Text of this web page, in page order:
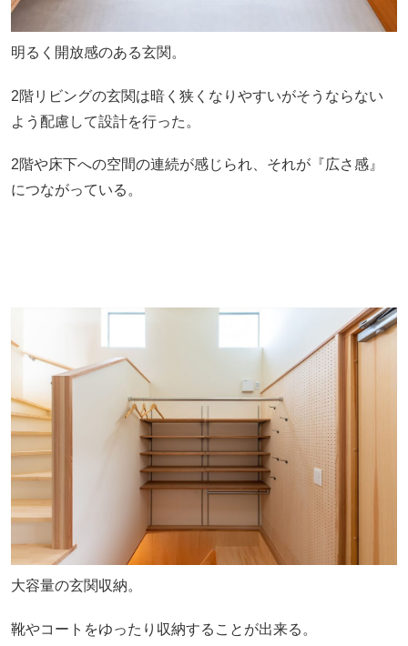
明るく開放感のある玄関。
2階リビングの玄関は暗く狭くなりやすいがそうならない
よう配慮して設計を行った。
2階や床下への空間の連続が感じられ、それが『広さ感』
につながっている。
大容量の玄関収納。
靴やコートをゆったり収納することが出来る。